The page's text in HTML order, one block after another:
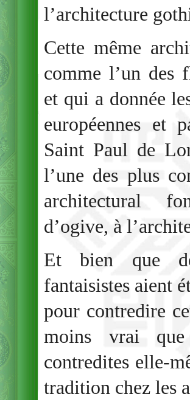
l’architecture
Cette même
comme l’un des
et qui a donnée
européennes et
Saint Paul de
l’une des plus
architectural
d’ogive, à
Et bien que de
fantaisistes aient
pour contredire
moins vrai
contredites elle-
tradition chez les